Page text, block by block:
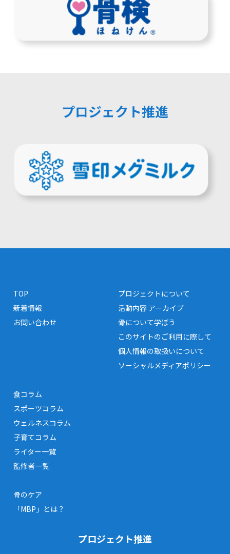
プロジェクト推進
TOP
新着情報
お問い合わせ
プロジェクトについて
活動内容 アーカイブ
骨について学ぼう
このサイトのご利用に際して
個人情報の取扱いについて
ソーシャルメディアポリシー
食コラム
スポーツコラム
ウェルネスコラム
子育てコラム
ライター一覧
監修者一覧
骨のケア
「MBP」とは？
プロジェクト推進